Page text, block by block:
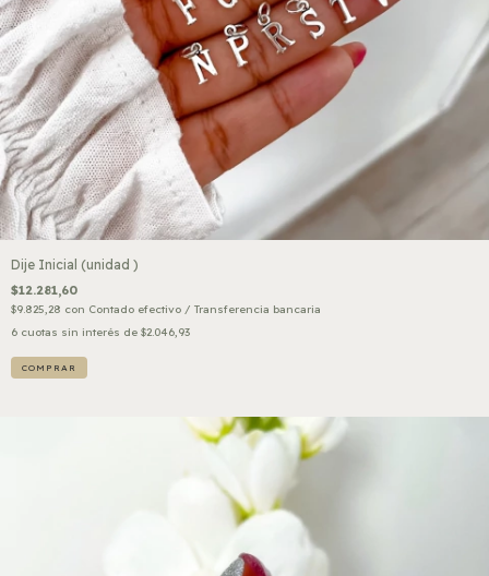
Dije Inicial (unidad )
$12.281,60
$9.825,28 con Contado efectivo / Transferencia bancaria
6 cuotas sin interés de $2.046,93
COMPRAR